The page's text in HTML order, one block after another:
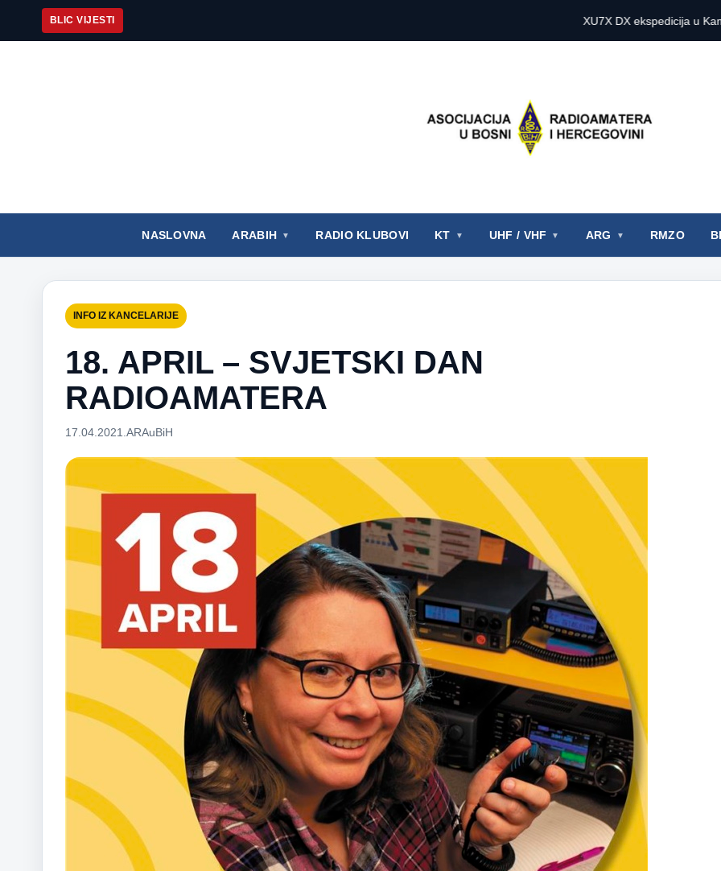
BLIC VIJESTI XU7X DX ekspedicija u Kambodži 2027.
NASLOVNA ARABIH RADIO KLUBOVI KT UHF / VHF ARG RMZO
INFO IZ KANCELARIJE
18. APRIL – SVJETSKI DAN
RADIOAMATERA
17.04.2021. ARAuBiH